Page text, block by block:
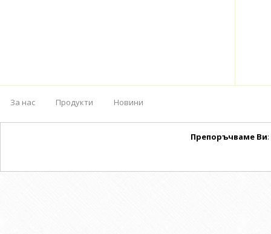
За нас Продукти Новини
Препоръчваме Ви: